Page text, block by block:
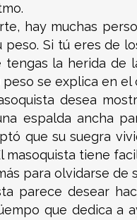
hay muchas
peso. Si tú eres de
tengas la herida de
se explica en el
desea
espalda ancha
que su suegra
masoquista tiene
para olvidarse de
parece desear
que dedica a